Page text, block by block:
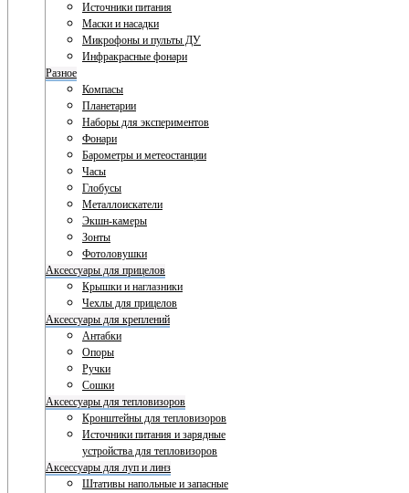
Источники питания
Маски и насадки
Микрофоны и пульты ДУ
Инфракрасные фонари
Разное
Компасы
Планетарии
Наборы для экспериментов
Фонари
Барометры и метеостанции
Часы
Глобусы
Металлоискатели
Экшн-камеры
Зонты
Фотоловушки
Аксессуары для прицелов
Крышки и наглазники
Чехлы для прицелов
Аксессуары для креплений
Антабки
Опоры
Ручки
Сошки
Аксессуары для тепловизоров
Кронштейны для тепловизоров
Источники питания и зарядные
устройства для тепловизоров
Аксессуары для луп и линз
Штативы напольные и запасные